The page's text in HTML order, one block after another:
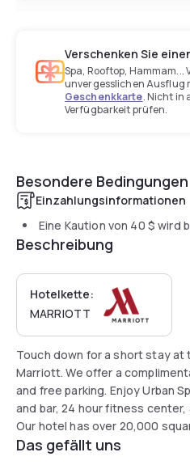
Verschenken Sie
Spa, Rooftop, Hammam...
unvergesslichen Ausflug
Geschenkkarte. Nicht in
Verfügbarkeit prüfen.
Besondere Bedingungen
Einzahlungsinformationen
Eine Kaution von 40 $ wird
Beschreibung
Hotelkette:
MARRIOTT
Touch down for a short stay at
Marriott. We offer a
and free parking. Enjoy Urban
and bar, 24 hour fitness
Our hotel has over 20,000
perfect for your short meeting
Das gefällt uns